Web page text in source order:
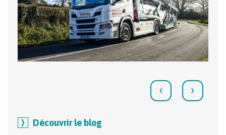
‹ ›
Découvrir le blog